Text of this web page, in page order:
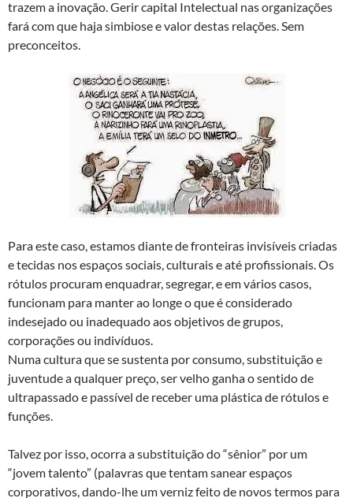
trazem a inovação. Gerir capital Intelectual nas organizações
fará com que haja simbiose e valor destas relações. Sem
preconceitos.
Para este caso, estamos diante de fronteiras invisíveis criadas
e tecidas nos espaços sociais, culturais e até profissionais. Os
rótulos procuram enquadrar, segregar, e em vários casos,
funcionam para manter ao longe o que é considerado
indesejado ou inadequado aos objetivos de grupos,
corporações ou indivíduos.
Numa cultura que se sustenta por consumo, substituição e
juventude a qualquer preço, ser velho ganha o sentido de
ultrapassado e passível de receber uma plástica de rótulos e
funções.
Talvez por isso, ocorra a substituição do “sênior” por um
“jovem talento” (palavras que tentam sanear espaços
corporativos, dando-lhe um verniz feito de novos termos para